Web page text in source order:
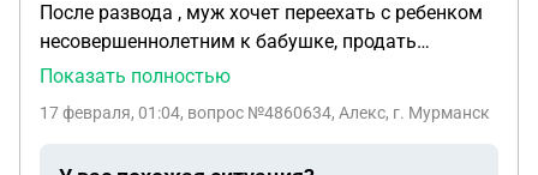
После развода , муж хочет переехать с ребенком
несовершеннолетним к бабушке, продать
квартиру нынешнюю купленную с мат капиталом
ребенка 2/3 , чтобы переехать нужно выделить
Показать полностью
17 февраля, 01:04, вопрос №4860634, Алекс, г. Мурманск